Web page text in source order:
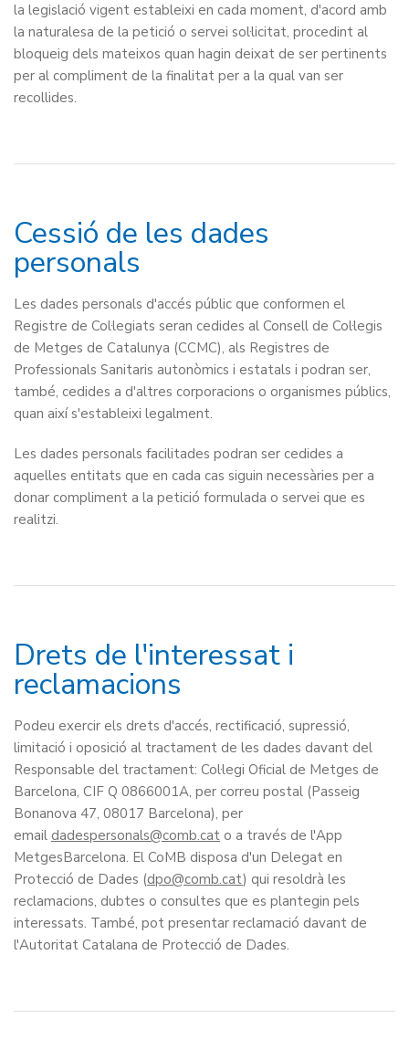
la legislació vigent estableixi en cada moment, d'acord amb
la naturalesa de la petició o servei sol·licitat, procedint al
bloqueig dels mateixos quan hagin deixat de ser pertinents
per al compliment de la finalitat per a la qual van ser
recollides.
Cessió de les dades
personals
Les dades personals d'accés públic que conformen el
Registre de Col·legiats seran cedides al Consell de Col·legis
de Metges de Catalunya (CCMC), als Registres de
Professionals Sanitaris autonòmics i estatals i podran ser,
també, cedides a d'altres corporacions o organismes públics,
quan així s'estableixi legalment.
Les dades personals facilitades podran ser cedides a
aquelles entitats que en cada cas siguin necessàries per a
donar compliment a la petició formulada o servei que es
realitzi.
Drets de l'interessat i
reclamacions
Podeu exercir els drets d'accés, rectificació, supressió,
limitació i oposició al tractament de les dades davant del
Responsable del tractament: Col·legi Oficial de Metges de
Barcelona, CIF Q 0866001A, per correu postal (Passeig
Bonanova 47, 08017 Barcelona), per
email dadespersonals
o a través de l'App
MetgesBarcelona. El CoMB disposa d'un Delegat en
Protecció de Dades (dpo
) qui resoldrà les
reclamacions, dubtes o consultes que es plantegin pels
interessats. També, pot presentar reclamació davant de
l'Autoritat Catalana de Protecció de Dades.